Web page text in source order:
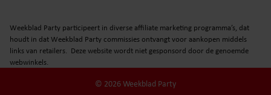
Weekblad Party participeert in diverse affiliate marketing programma’s, dat
houdt in dat Weekblad Party commissies ontvangt voor aankopen middels
links van retailers. Deze website wordt niet gesponsord door de genoemde
webwinkels.
© 2026 Weekblad Party